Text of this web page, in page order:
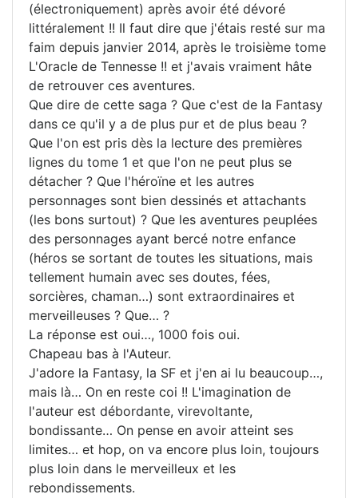
(électroniquement) après avoir été dévoré
littéralement !! Il faut dire que j'étais resté sur ma
faim depuis janvier 2014, après le troisième tome
L'Oracle de Tennesse !! et j'avais vraiment hâte
de retrouver ces aventures.
Que dire de cette saga ? Que c'est de la Fantasy
dans ce qu'il y a de plus pur et de plus beau ?
Que l'on est pris dès la lecture des premières
lignes du tome 1 et que l'on ne peut plus se
détacher ? Que l'héroïne et les autres
personnages sont bien dessinés et attachants
(les bons surtout) ? Que les aventures peuplées
des personnages ayant bercé notre enfance
(héros se sortant de toutes les situations, mais
tellement humain avec ses doutes, fées,
sorcières, chaman…) sont extraordinaires et
merveilleuses ? Que… ?
La réponse est oui…, 1000 fois oui.
Chapeau bas à l'Auteur.
J'adore la Fantasy, la SF et j'en ai lu beaucoup…,
mais là… On en reste coi !! L'imagination de
l'auteur est débordante, virevoltante,
bondissante… On pense en avoir atteint ses
limites… et hop, on va encore plus loin, toujours
plus loin dans le merveilleux et les
rebondissements.